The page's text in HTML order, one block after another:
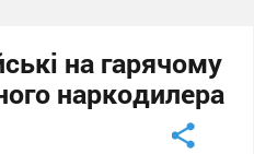
на гарячому
наркодилера